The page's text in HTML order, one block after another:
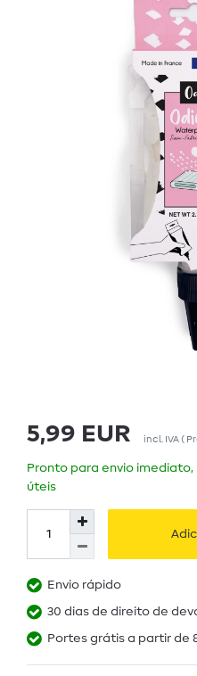
5,99 EUR incl. IVA(
Pronto para envio
úteis
Envio rápido
30 dias de direito de
Portes grátis a partir de